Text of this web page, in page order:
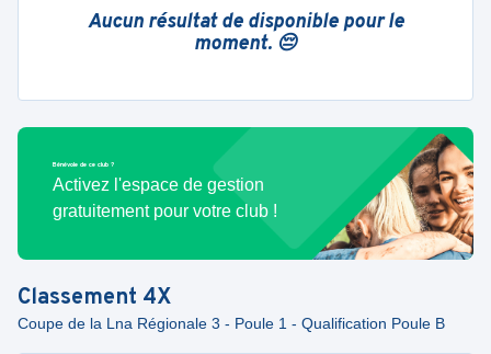
Aucun résultat de disponible pour le
moment. 😔
Bénévole de ce club ?
Activez l'espace de gestion
gratuitement pour votre club !
Classement 4X
Coupe de la Lna Régionale 3 - Poule 1 - Qualification Poule B